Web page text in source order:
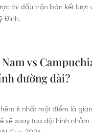
thi đấu trận bán kết lượt
Đình.
vs
đường dài?
ít nhất một điểm là
sẽ xoay tua đội hình